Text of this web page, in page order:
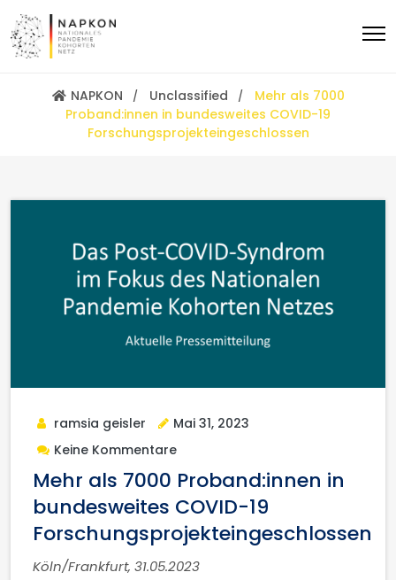
NAPKON Unclassified
Mehr als 7000
Proband:innen in bundesweites COVID-19
Forschungsprojekteingeschlossen
ramsia geisler
Mai 31, 2023
Keine Kommentare
Mehr als 7000 Proband:innen in
bundesweites COVID-19
Forschungsprojekteingeschlossen
Köln/Frankfurt, 31.05.2023